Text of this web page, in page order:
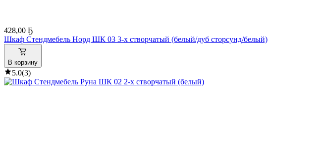
428,00 Ҕ
Шкаф Стендмебель Норд ШК 03 3-х створчатый (белый/дуб сторсунд/белый)
В корзину
5.0(3)